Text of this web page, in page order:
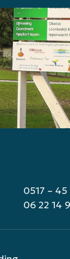
0517 – 45
06 22 14